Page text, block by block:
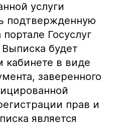
услуги
подтвержденную
Госуслуг
будет
кабинете в виде
заверенного
прав и
является